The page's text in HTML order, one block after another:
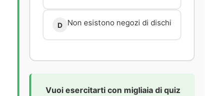
D Non esistono negozi di dischi
Vuoi esercitarti con migliaia di quiz